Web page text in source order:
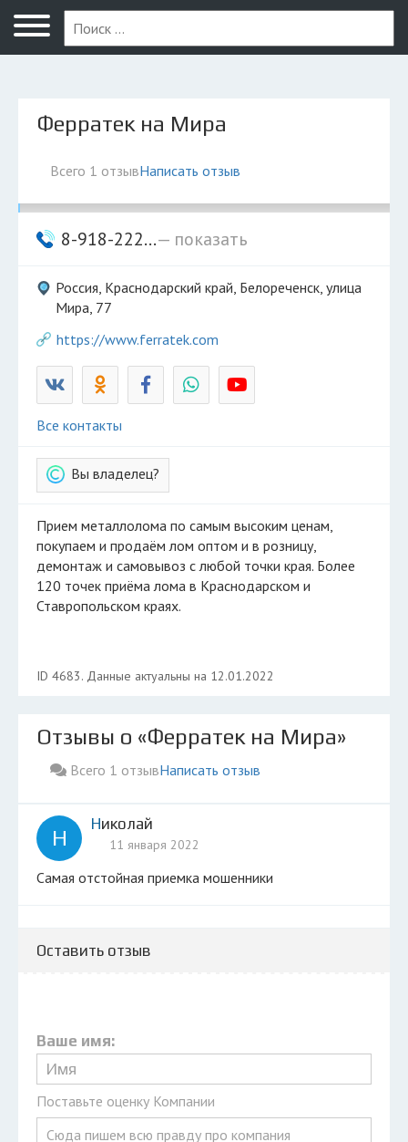
Белореченск
Ферратек на Мира
Всего 1 отзывНаписать отзыв
8-918-222...— показать
Россия, Краснодарский край, Белореченск, улица
Мира, 77
https://www.ferratek.com
Все контакты
Вы владелец?
Прием металлолома по самым высоким ценам,
покупаем и продаём лом оптом и в розницу,
демонтаж и самовывоз с любой точки края. Более
120 точек приёма лома в Краснодарском и
Ставропольском краях.
ID 4683. Данные актуальны на 12.01.2022
Отзывы о «Ферратек на Мира»
Всего 1 отзывНаписать отзыв
Н
Николай
11 января 2022
Самая отстойная приемка мошенники
Оставить отзыв
Ваше имя:
Поставьте оценку Компании